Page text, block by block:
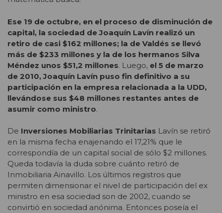
Ese 19 de octubre, en el proceso de disminución de
capital, la sociedad de Joaquín Lavín realizó un
retiro de casi $162 millones; la de Valdés se llevó
más de $233 millones y la de los hermanos Silva
Méndez unos $51,2 millones. Luego, el 5 de marzo
de 2010, Joaquín Lavín puso fin definitivo a su
participación en la empresa relacionada a la UDD,
llevándose sus $48 millones restantes antes de
asumir como ministro.
De Inversiones Mobiliarias Trinitarias Lavín se retiró
en la misma fecha enajenando el 17,21% que le
correspondía de un capital social de sólo $2 millones.
Queda todavía la duda sobre cuánto retiró de
Inmobiliaria Ainavillo. Los últimos registros que
permiten dimensionar el nivel de participación del ex
ministro en esa sociedad son de 2002, cuando se
convirtió en sociedad anónima. Entonces poseía el